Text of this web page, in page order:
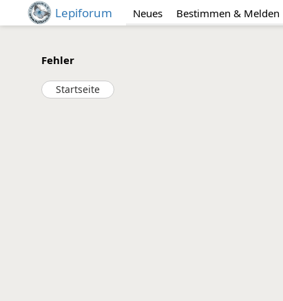
Lepiforum Neues Bestimmen & Melden
Fehler
Startseite